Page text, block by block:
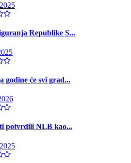
Republike S...
godine će svi grad...
potvrdili NLB kao...